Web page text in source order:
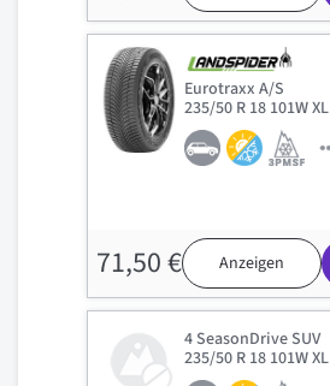
Eurotraxx A/S
235/50 R 18 101W XL
71,50 € Anzeigen
4 SeasonDrive SUV
235/50 R 18 101W XL